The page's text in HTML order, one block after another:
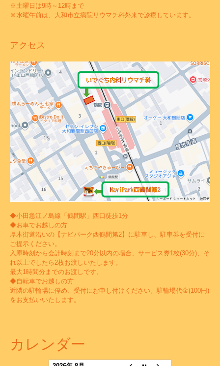
※土曜日は9時～12時まで
※水曜午前は、大和市立病院リウマチ科外来で診療しています。
アクセス
◆小田急江ノ島線「鶴間駅」西口徒歩1分
◆お車でお越しの方
厚木街道沿いの【ナビパーク西鶴間第2】に駐車し、駐車券を受付に
ご提示ください。
入庫時刻から会計時刻まで20分以内の場合、サービス券1枚(30分)、そ
れ以上でしたら2枚お渡しいたします。
最大1時間分までのお渡しです。
◆自転車でお越しの方
近隣の駐輪場に停め、受付にお申し付けください。駐輪場代金(100円)
をお支払いいたします。
カレンダー